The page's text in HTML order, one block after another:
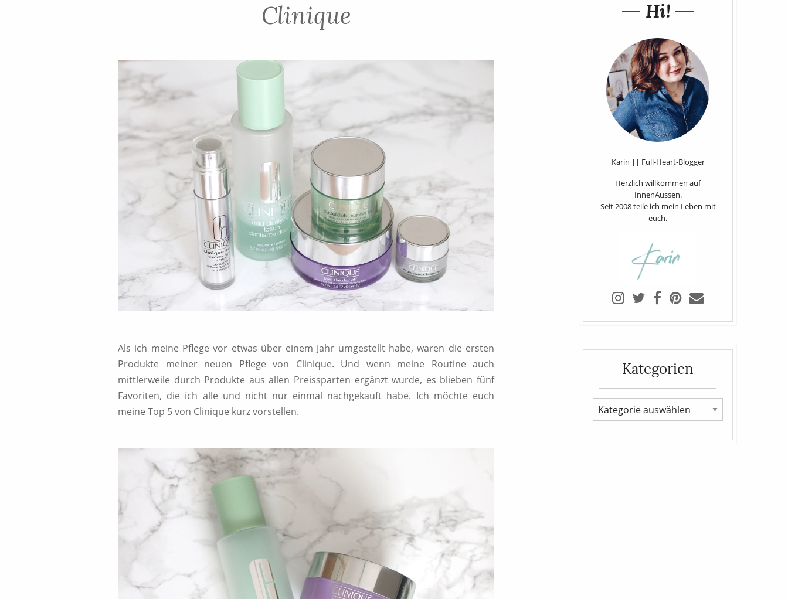
Clinique
Als ich meine Pflege vor etwas über einem Jahr umgestellt habe, waren die ersten
Produkte meiner neuen Pflege von Clinique. Und wenn meine Routine auch
mittlerweile durch Produkte aus allen Preissparten ergänzt wurde, es blieben fünf
Favoriten, die ich alle und nicht nur einmal nachgekauft habe. Ich möchte euch
meine Top 5 von Clinique kurz vorstellen.
Hi!
Karin || Full-Heart-Blogger
Herzlich willkommen auf
InnenAussen.
Seit 2008 teile ich mein Leben mit
euch.
Kategorien